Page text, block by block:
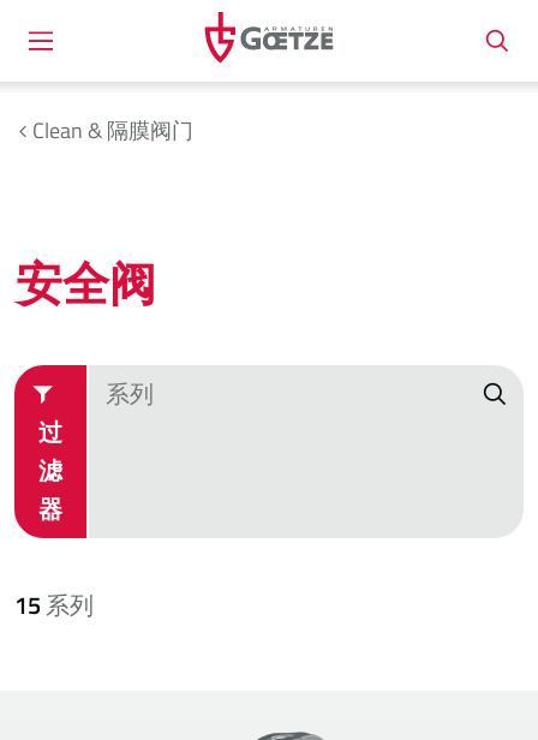
Clean & 隔膜阀门
安全阀
过
滤
器
15系列